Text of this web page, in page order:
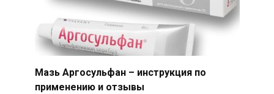
Мазь Аргосульфан – инструкция по
применению и отзывы